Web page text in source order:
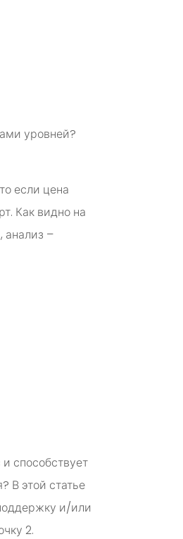
уровней?
если цена
Как видно на
анализ –
способствует
В этой статье
и/или
2.